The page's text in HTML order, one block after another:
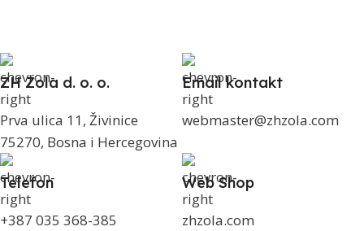
ZH Zola d. o. o.
Prva ulica 11, Živinice
75270, Bosna i Hercegovina
Email kontakt
webmaster@zhzola.com
Telefon
+387 035 368-385
Web Shop
zhzola.com